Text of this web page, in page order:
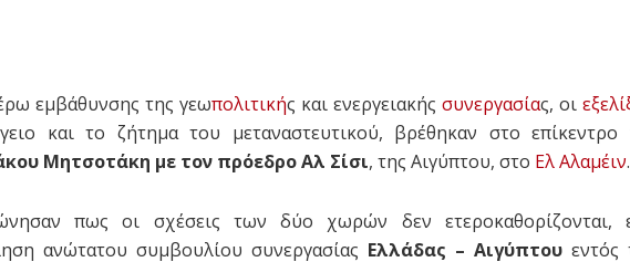
εμβάθυνσης της γεωπολιτικής και ενεργειακής συνεργασίας, οι
και το ζήτημα του μεταναστευτικού, βρέθηκαν στο επίκεντρο
Μητσοτάκη με τον πρόεδρο Αλ Σίσι, της Αιγύπτου, στο Ελ Αλαμέιν.
πως οι σχέσεις των δύο χωρών δεν ετεροκαθορίζονται,
ανώτατου συμβουλίου συνεργασίας Ελλάδας – Αιγύπτου εντός